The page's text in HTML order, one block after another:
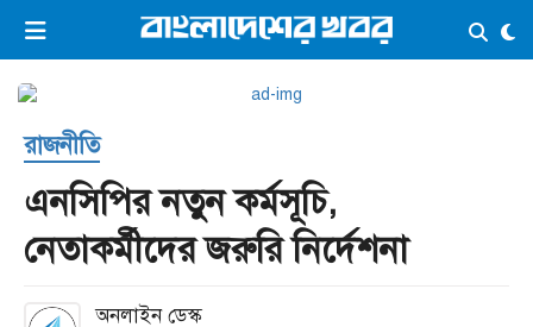
ভিডিও ই-পেপার লগইন ×
প্রচ্ছদ
সর্বশেষ
সব বিভাগ
আর্কাইভ
কনভার্টার
রাজনীতি
এনসিপির নতুন কর্মসূচি,
নেতাকর্মীদের জরুরি নির্দেশনা
অনলাইন ডেস্ক